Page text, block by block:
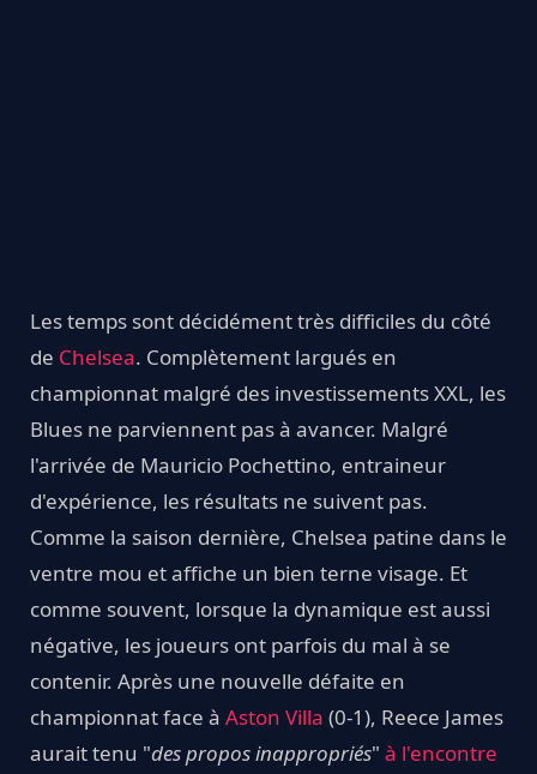
Les temps sont décidément très difficiles du côté
de Chelsea. Complètement largués en
championnat malgré des investissements XXL, les
Blues ne parviennent pas à avancer. Malgré
l'arrivée de Mauricio Pochettino, entraineur
d'expérience, les résultats ne suivent pas.
Comme la saison dernière, Chelsea patine dans le
ventre mou et affiche un bien terne visage. Et
comme souvent, lorsque la dynamique est aussi
négative, les joueurs ont parfois du mal à se
contenir. Après une nouvelle défaite en
championnat face à Aston Villa (0-1), Reece James
aurait tenu "des propos inappropriés" à l'encontre